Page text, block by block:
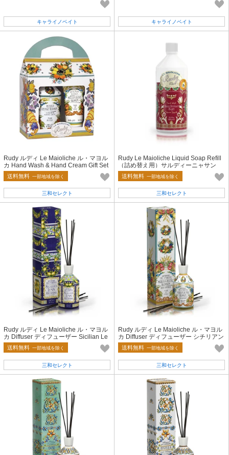
キャライノベイト キャライノベイト
Rudy ルディ Le Maioliche ル・マヨル
カ Hand Wash & Hand Cream Gift Set
Sicilian Orange Blossom
送料無料 一部地域を除く
三和セレクト
Rudy Le Maioliche Liquid Soap Refill
（詰め替え用）サルディーニャサン
送料無料 一部地域を除く
三和セレクト
Rudy ルディ Le Maioliche ル・マヨル
カ Diffuser ディフューザー Sicilian Le
mon シチリアンレモン
送料無料 一部地域を除く
三和セレクト
Rudy ルディ Le Maioliche ル・マヨル
カ Diffuser ディフューザー シチリアン
オレンジブロッサム
送料無料 一部地域を除く
三和セレクト